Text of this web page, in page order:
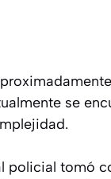
se
policial tomó